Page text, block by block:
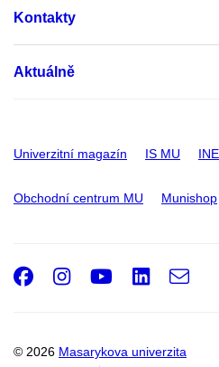
Kontakty
Aktuálně
Univerzitní magazín IS MU
Obchodní centrum MU Munishop
© 2026 Masarykova univerzita
Facebook
Instagram
Youtube
e-